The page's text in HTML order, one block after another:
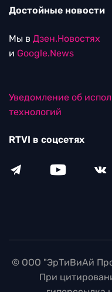
Достойные новости
Мы в Дзен.Новостях
и Google.News
Уведомление об
технологий
RTVI в соцсетях
© ООО "ЭрТиВиАй
При